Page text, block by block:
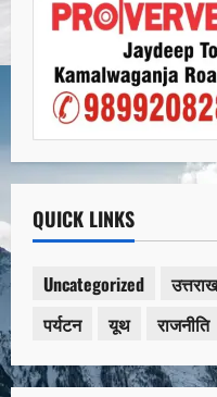
QUICK LINKS
Uncategorized
पर्यटन
यूथ राजनीति